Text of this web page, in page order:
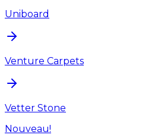
Uniboard
Venture Carpets
Vetter Stone
Nouveau!